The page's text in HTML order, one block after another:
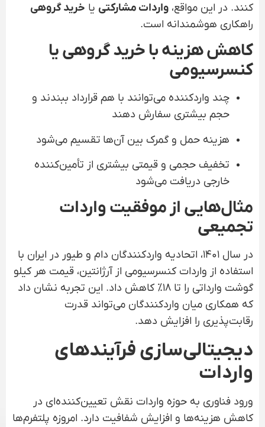
کنند. در این مواقع، واردات مشارکتی یا خرید گروهی
راهکاری هوشمندانه است.
کاهش هزینه با خرید گروهی یا
کنسرسیومی
چند واردکننده می‌توانند با هم قرارداد ببندند و
حجم بیشتری سفارش دهند
هزینه حمل و گمرک بین آن‌ها تقسیم می‌شود
تخفیف حجمی و قیمتی بیشتری از تأمین‌کننده
خارجی دریافت می‌شود
مثال‌هایی از موفقیت واردات
تجمیعی
در سال ۱۴۰۱، اتحادیه واردکنندگان دام و طیور در ایران با
استفاده از واردات کنسرسیومی از آرژانتین، قیمت هر کیلو
گوشت وارداتی را تا ۱۸٪ کاهش داد. این تجربه نشان داد
که همکاری میان واردکنندگان می‌تواند قدرت
رقابت‌پذیری را افزایش دهد.
دیجیتالی‌سازی فرآیندهای
واردات
ورود فناوری به حوزه واردات نقش تعیین‌کننده‌ای در
کاهش هزینه‌ها و افزایش شفافیت دارد. امروزه پلتفرم‌ها